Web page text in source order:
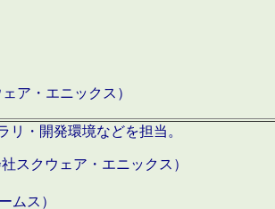
ア・エニックス）
・開発環境などを担当。
スクウェア・エニックス）
ムス）